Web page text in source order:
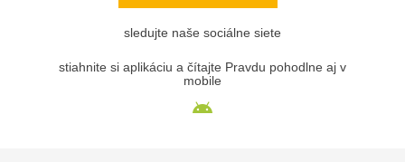
sledujte naše sociálne siete
stiahnite si aplikáciu a čítajte Pravdu pohodlne aj v
mobile